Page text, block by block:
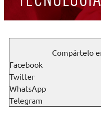
Compártelo
Facebook
Twitter
WhatsApp
Telegram